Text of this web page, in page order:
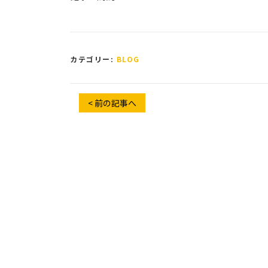
カテゴリー: BLOG
< 前の記事へ